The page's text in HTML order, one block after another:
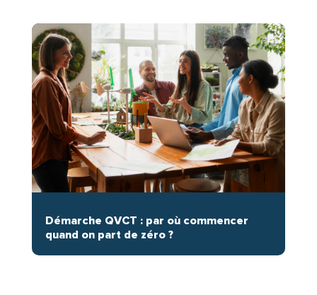
Démarche QVCT : par où commencer
quand on part de zéro ?